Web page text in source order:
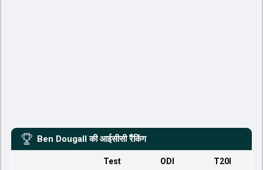
Ben Dougall की आईसीसी रैंकिंग
Test ODI T20I